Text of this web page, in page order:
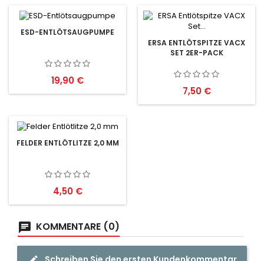
ESD-ENTLÖTSAUGPUMPE
Preis
19,90 €
ERSA ENTLÖTSPITZE VACX
SET 2ER-PACK
Preis
7,50 €
FELDER ENTLÖTLITZE 2,0 MM
Preis
4,50 €
KOMMENTARE (0)